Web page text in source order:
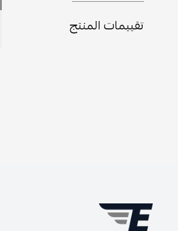
تقييمات المنتج